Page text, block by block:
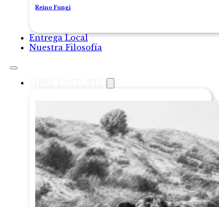
Reino Fungi
Entrega Local
Nuestra Filosofía